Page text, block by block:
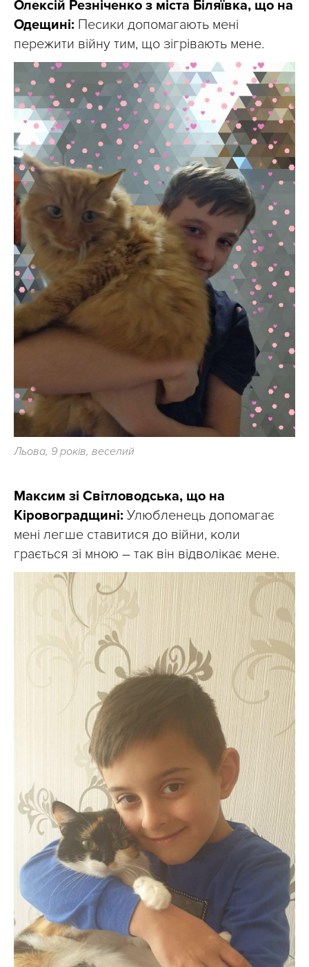
Олексій Резніченко з міста Біляївка, що на
Одещині: Песики допомагають мені
пережити війну тим, що зігрівають мене.
Льова, 9 років, веселий
Максим зі Світловодська, що на
Кіровоградщині: Улюбленець допомагає
мені легше ставитися до війни, коли
грається зі мною – так він відволікає мене.